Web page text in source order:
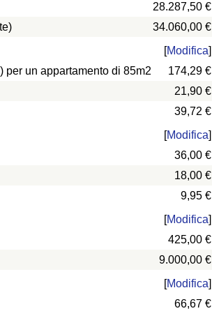
28.287,50 €
34.060,00 €
[Modifica]
per un appartamento di 85m2
174,29 €
21,90 €
39,72 €
[Modifica]
36,00 €
18,00 €
9,95 €
[Modifica]
425,00 €
9.000,00 €
[Modifica]
66,67 €